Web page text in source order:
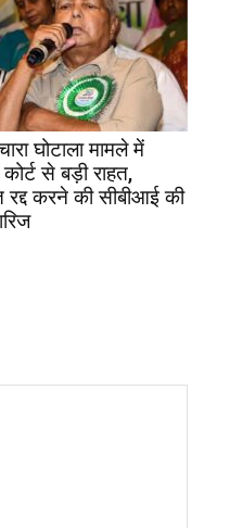
घोटाला मामले में
से बड़ी राहत,
रद्द करने की सीबीआई की